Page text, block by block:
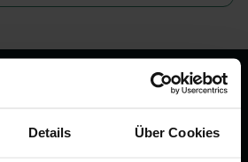
Details Über Cookies
rund
Bestattung &